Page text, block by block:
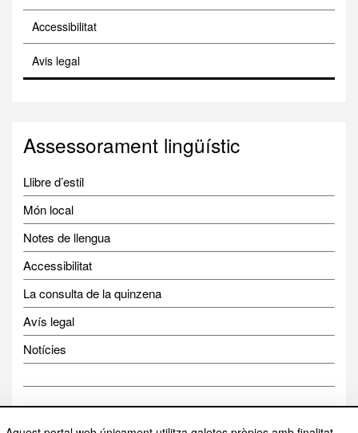
Accessibilitat
Avis legal
Assessorament lingüístic
Llibre d’estil
Món local
Notes de llengua
Accessibilitat
La consulta de la quinzena
Avís legal
Notícies